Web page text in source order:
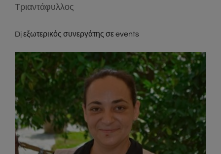
Τριαντάφυλλος
Dj εξωτερικός συνεργάτης σε events